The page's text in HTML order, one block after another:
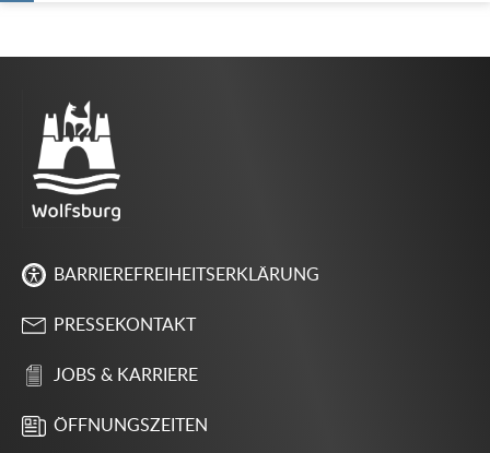
BARRIEREFREIHEITSERKLÄRUNG
PRESSEKONTAKT
JOBS & KARRIERE
ÖFFNUNGSZEITEN